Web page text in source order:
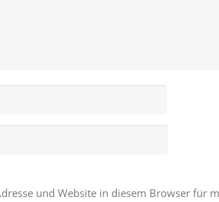
und Website in diesem Browser für